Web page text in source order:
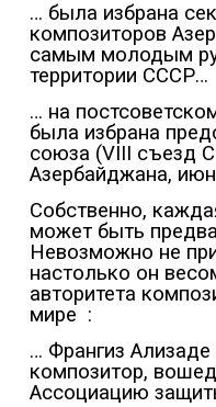
… была избрана
композиторов
самым молодым
территории СССР…
… на
была избрана
союза (VIII съезд
Азербайджана,
Собственно,
может быть
Невозможно не
настолько он
авторитета
мире :
… Франгиз
композитор,
Ассоциацию